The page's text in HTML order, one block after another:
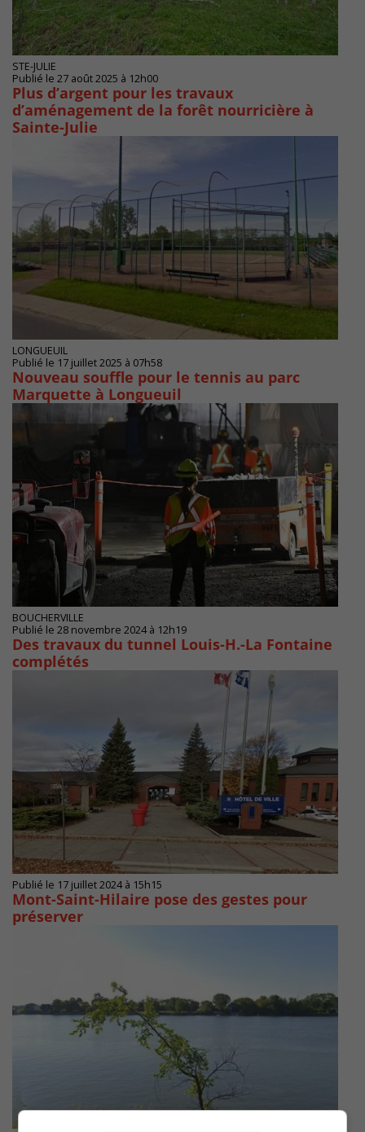
STE-JULIE
Publié le 27 août 2025 à 12h00
Plus d’argent pour les travaux
d’aménagement de la forêt nourricière à
Sainte-Julie
LONGUEUIL
Publié le 17 juillet 2025 à 07h58
Nouveau souffle pour le tennis au parc
Marquette à Longueuil
BOUCHERVILLE
Publié le 28 novembre 2024 à 12h19
Des travaux du tunnel Louis-H.-La Fontaine
complétés
Publié le 17 juillet 2024 à 15h15
Mont-Saint-Hilaire pose des gestes pour
préserver